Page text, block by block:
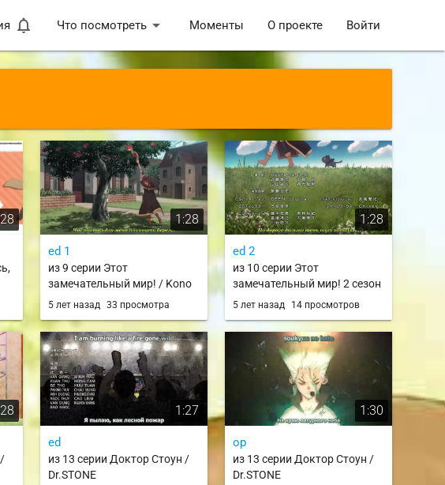
notifications_none Что посмотретьarrow_drop_down Моменты О проекте Войти
1:28
ed 1
из 9 серии Этот
замечательный мир! / Kono
Subarashii Sekai ni Shukufuku
5 лет назад 33 просмотра
1:28
ed 2
из 10 серии Этот
замечательный мир! 2 сезон
/ Kono Subarashii Sekai ni
5 лет назад 14 просмотров
1:27
ed
из 13 серии Доктор Стоун /
Dr.STONE
1:30
op
из 13 серии Доктор Стоун /
Dr.STONE